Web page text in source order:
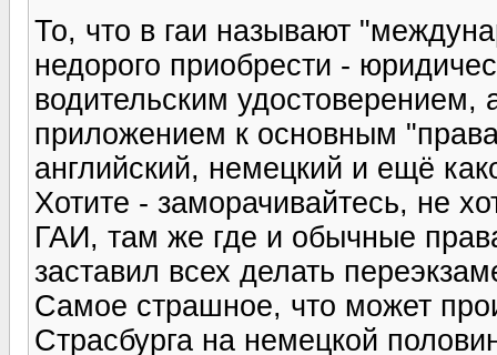
То, что в гаи называют
недорого приобрести -
водительским
приложением к основным
английский, немецкий и ещё
Хотите - заморачивайтесь, не
ГАИ, там же где и обычные
заставил всех делать
Самое страшное, что может
Страсбурга на немецкой